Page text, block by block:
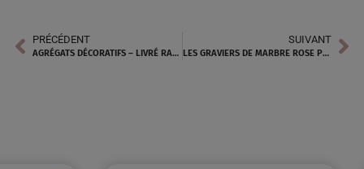
PRÉCÉDENT
AGRÉGATS DÉCORATIFS – LIVRÉ RAPIDEMENT À TOUL
SUIVANT
LES GRAVIERS DE MARBRE ROSE POUR UN AMÉNAGEMENT EXTÉRIEUR À PUGET